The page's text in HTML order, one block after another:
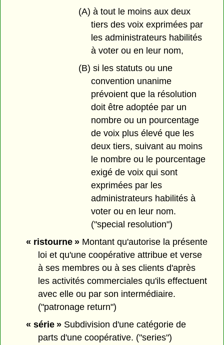
(A) à tout le moins aux deux
tiers des voix exprimées par
les administrateurs habilités
à voter ou en leur nom,
(B) si les statuts ou une
convention unanime
prévoient que la résolution
doit être adoptée par un
nombre ou un pourcentage
de voix plus élevé que les
deux tiers, suivant au moins
le nombre ou le pourcentage
exigé de voix qui sont
exprimées par les
administrateurs habilités à
voter ou en leur nom.
("special resolution")
« ristourne »Montant qu'autorise la présente
loi et qu'une coopérative attribue et verse
à ses membres ou à ses clients d'après
les activités commerciales qu'ils effectuent
avec elle ou par son intermédiaire.
("patronage return")
« série »Subdivision d'une catégorie de
parts d'une coopérative. ("series")